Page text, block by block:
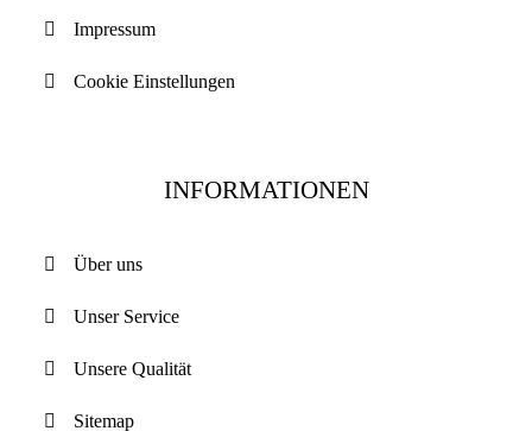
Impressum
Cookie Einstellungen
INFORMATIONEN
Über uns
Unser Service
Unsere Qualität
Sitemap